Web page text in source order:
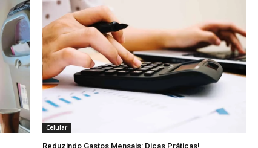
Celular
Reduzindo Gastos Mensais: Dicas Práticas!